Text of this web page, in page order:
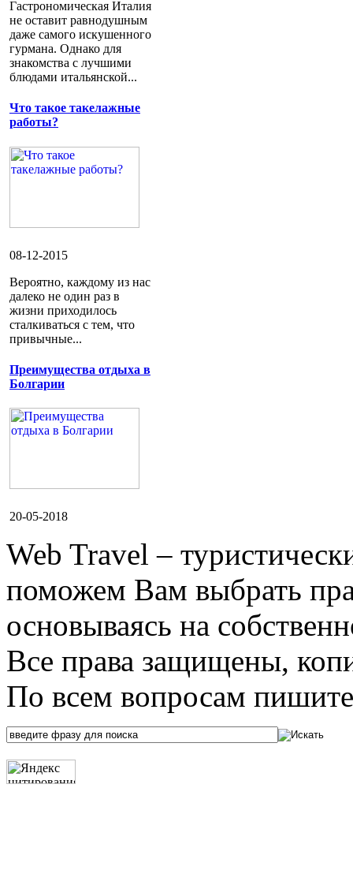
Гастрономическая Италия
не оставит равнодушным
даже самого искушенного
гурмана. Однако для
знакомства с лучшими
блюдами итальянской...
Что такое такелажные
работы?
08-12-2015
Вероятно, каждому из нас
далеко не один раз в
жизни приходилось
сталкиваться с тем, что
привычные...
Преимущества отдыха в
Болгарии
20-05-2018
Web Travel –
поможем Вам выбрать
основываясь на
Все права защищены,
По всем вопросам